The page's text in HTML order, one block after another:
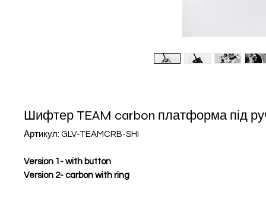
Шифтер TEAM carbon платформа під
Артикул: GLV-TEAMCRB-SHI
Version 1- with button
Version 2- carbon with ring